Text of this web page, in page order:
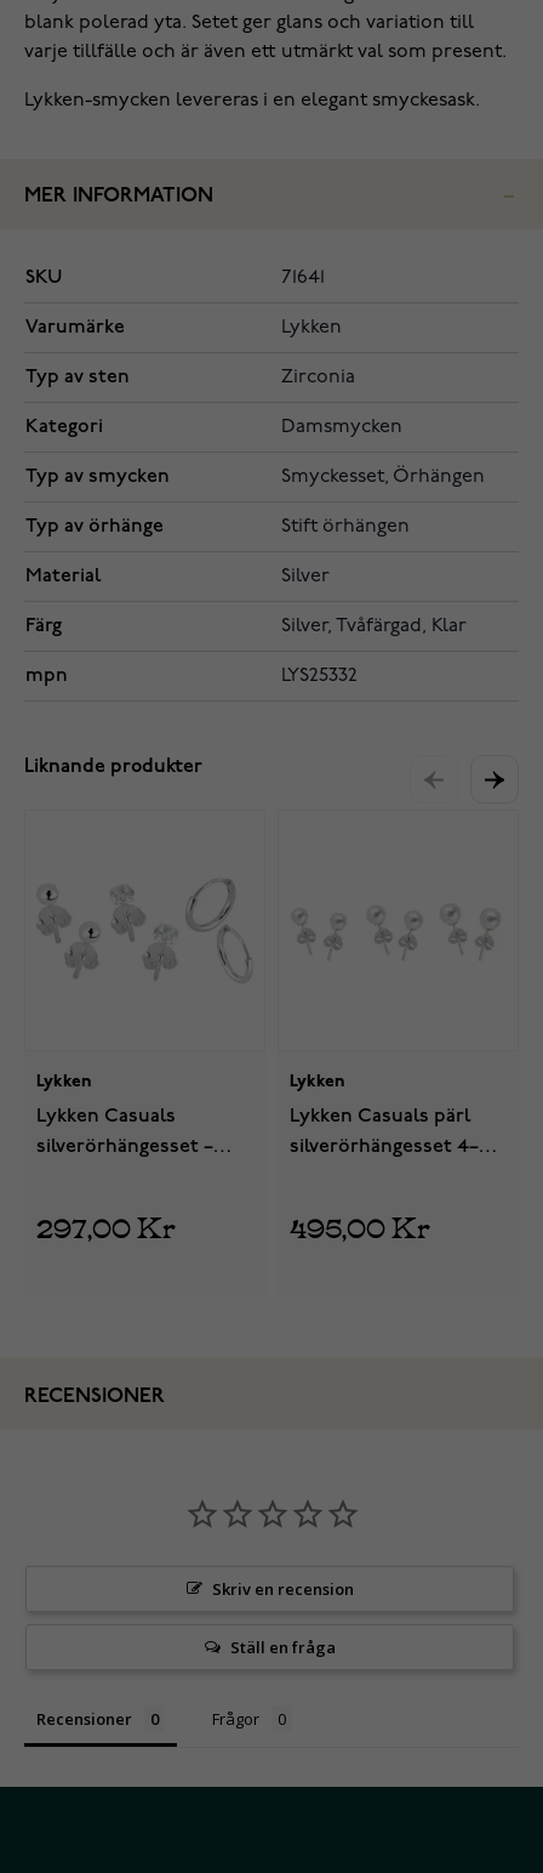
blank polerad yta. Setet ger glans och variation till
varje tillfälle och är även ett utmärkt val som present.
Lykken-smycken levereras i en elegant smyckesask.
MER INFORMATION
SKU 71641
Varumärke Lykken
Typ av sten Zirconia
Kategori Damsmycken
Typ av smycken Smyckesset, Örhängen
Typ av örhänge Stift örhängen
Material Silver
Färg Silver, Tvåfärgad, Klar
mpn LYS25332
Liknande produkter
Lykken
Lykken Casuals
silverörhängesset –
297,00 Kr
Lykken
Lykken Casuals pärl
silverörhängesset 4–6
495,00 Kr
RECENSIONER
Skriv en recension
Ställ en fråga
Recensioner Frågor